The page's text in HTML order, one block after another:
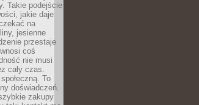
Takie podejście
jakie daje
na
jesienne
przestaje
coś
nie musi
cały czas.
To
doświadczeń.
zakupy